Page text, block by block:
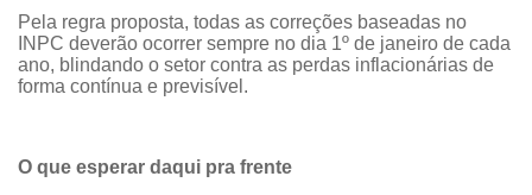
Pela regra proposta, todas as correções baseadas no
INPC deverão ocorrer sempre no dia 1º de janeiro de cada
ano, blindando o setor contra as perdas inflacionárias de
forma contínua e previsível.
O que esperar daqui pra frente